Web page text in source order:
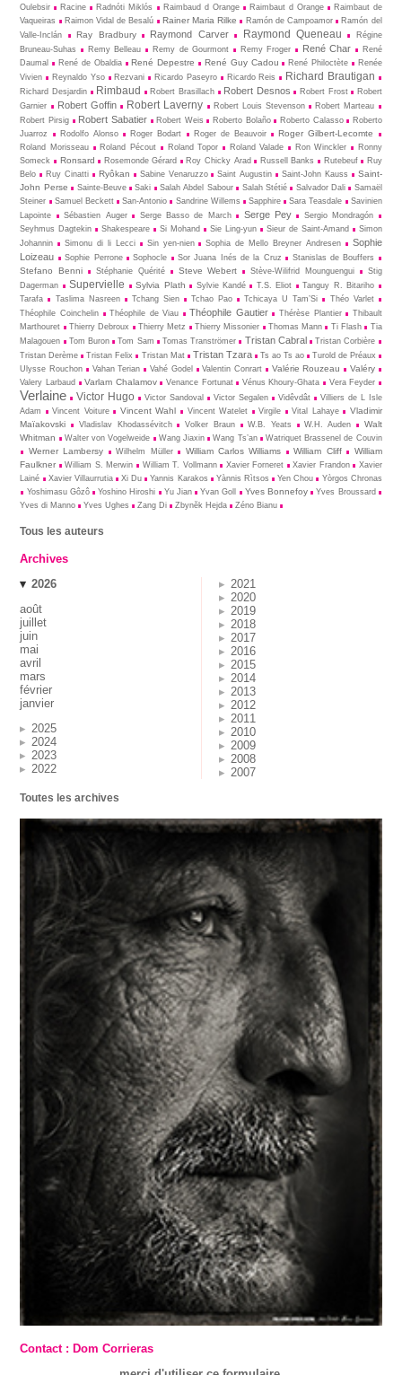
Oulebsir
Racine Radnóti Miklós Raimbaud d Orange Raimbaut d Orange
Raimbaut de
Vaqueiras
Raimon Vidal de Besalú Rainer Maria Rilke Ramón de Campoamor
Ramón del
Valle-Inclán
Ray Bradbury Raymond Carver Raymond Queneau
Régine
Bruneau-Suhas
Remy Belleau Remy de Gourmont Remy Froger René Char
René
Daumal
René de Obaldia René Depestre René Guy Cadou René Philoctète
Renée
Vivien
Reynaldo Yso Rezvani Ricardo Paseyro Ricardo Reis Richard Brautigan
Richard Desjardin Rimbaud Robert Brasillach Robert Desnos Robert Frost
Robert
Garnier
Robert Goffin Robert Laverny Robert Louis Stevenson
Robert Marteau
Robert Pirsig
Robert Sabatier Robert Weis Roberto Bolaño Roberto Calasso
Roberto
Juarroz
Rodolfo Alonso Roger Bodart Roger de Beauvoir Roger Gilbert-Lecomte
Roland Morisseau Roland Pécout Roland Topor Roland Valade Ron Winckler
Ronny
Someck
Ronsard Rosemonde Gérard Roy Chicky Arad Russell Banks Rutebeuf
Ruy
Belo
Ruy Cinatti Ryôkan Sabine Venaruzzo Saint Augustin Saint-John Kauss
Saint-
John Perse
Sainte-Beuve Saki Salah Abdel Sabour Salah Stétié Salvador Dali
Samaël
Steiner
Samuel Beckett San-Antonio Sandrine Willems Sapphire Sara Teasdale
Savinien
Lapointe
Sébastien Auger Serge Basso de March Serge Pey
Sergio Mondragón
Seyhmus Dagtekin
Shakespeare Si Mohand Sie Ling-yun Sieur de Saint-Amand
Simon
Johannin
Simonu di li Lecci Sin yen-nien Sophia de Mello Breyner Andresen
Sophie
Loizeau
Sophie Perrone Sophocle Sor Juana Inés de la Cruz Stanislas de Bouffers
Stefano Benni Stéphanie Quérité Steve Webert Stève-Wilifrid Mounguengui
Stig
Dagerman
Supervielle Sylvia Plath Sylvie Kandé T.S. Eliot
Tanguy R. Bitariho
Tarafa
Taslima Nasreen Tchang Sien Tchao Pao Tchicaya U Tam’Si
Théo Varlet
Théophile Coinchelin
Théophile de Viau Théophile Gautier Thérèse Plantier
Thibault
Marthouret
Thierry Debroux Thierry Metz Thierry Missonier Thomas Mann Ti Flash
Tia
Malagouen
Tom Buron Tom Sam Tomas Tranströmer Tristan Cabral
Tristan Corbière
Tristan Derème
Tristan Felix Tristan Mat Tristan Tzara Ts ao Ts ao
Turold de Préaux
Ulysse Rouchon
Vahan Terian Vahé Godel Valentin Conrart Valérie Rouzeau Valéry
Valery Larbaud Varlam Chalamov Venance Fortunat Vénus Khoury-Ghata Vera Feyder
Verlaine Victor Hugo Victor Sandoval Victor Segalen Vidêvdât
Villiers de L Isle
Adam
Vincent Voiture Vincent Wahl Vincent Watelet Virgile Vital Lahaye
Vladimir
Maïakovski
Vladislav Khodassévitch Volker Braun W.B. Yeats W.H. Auden
Walt
Whitman
Walter von Vogelweide Wang Jiaxin Wang Ts’an Watriquet Brassenel de Couvin
Werner Lambersy Wilhelm Müller William Carlos Williams William Cliff
William
Faulkner
William S. Merwin William T. Vollmann Xavier Forneret Xavier Frandon
Xavier
Lainé
Xavier Villaurrutia Xi Du Yannis Karakos Yànnis Rìtsos Yen Chou
Yòrgos Chronas
Yoshimasu Gôzô
Yoshino Hiroshi Yu Jian Yvan Goll Yves Bonnefoy
Yves Broussard
Yves di Manno
Yves Ughes Zang Di Zbynĕk Hejda Zéno Bianu
Tous les auteurs
Archives
2026
août
juillet
juin
mai
avril
mars
février
janvier
2025
2024
2023
2022
2021
2020
2019
2018
2017
2016
2015
2014
2013
2012
2011
2010
2009
2008
2007
Toutes les archives
Contact : Dom Corrieras